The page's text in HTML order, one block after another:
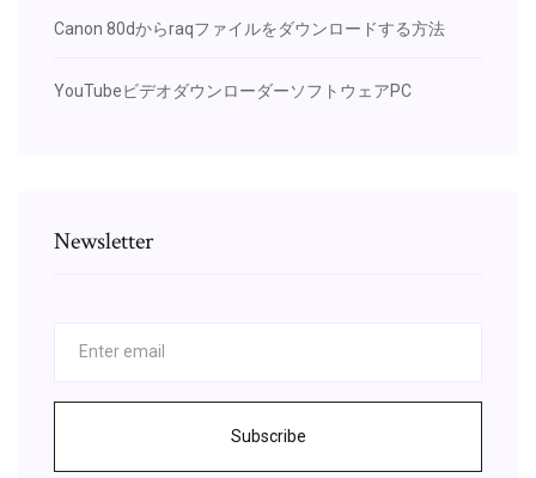
Canon 80dからraqファイルをダウンロードする方法
YouTubeビデオダウンローダーソフトウェアPC
Newsletter
Subscribe